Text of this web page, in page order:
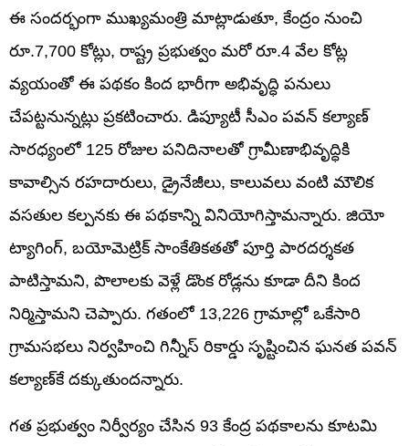
ఈ సందర్భంగా ముఖ్యమంత్రి మాట్లాడుతూ, కేంద్రం నుంచి
రూ.7,700 కోట్లు, రాష్ట్ర ప్రభుత్వం మరో రూ.4 వేల కోట్ల
వ్యయంతో ఈ పథకం కింద భారీగా అభివృద్ధి పనులు
చేపట్టనున్నట్లు ప్రకటించారు. డిప్యూటీ సీఎం పవన్ కల్యాణ్
సారధ్యంలో 125 రోజుల పనిదినాలతో గ్రామీణాభివృద్ధికి
కావాల్సిన రహదారులు, డ్రైనేజీలు, కాలువలు వంటి మౌలిక
వసతుల కల్పనకు ఈ పథకాన్ని వినియోగిస్తామన్నారు. జియో
ట్యాగింగ్, బయోమెట్రిక్ సాంకేతికతతో పూర్తి పారదర్శకత
పాటిస్తామని, పొలాలకు వెళ్లే డొంక రోడ్లను కూడా దీని కింద
నిర్మిస్తామని చెప్పారు. గతంలో 13,226 గ్రామాల్లో ఒకేసారి
గ్రామసభలు నిర్వహించి గిన్నీస్ రికార్డు సృష్టించిన ఘనత పవన్
కల్యాణ్‌కే దక్కుతుందన్నారు.
గత ప్రభుత్వం నిర్వీర్యం చేసిన 93 కేంద్ర పథకాలను కూటమి